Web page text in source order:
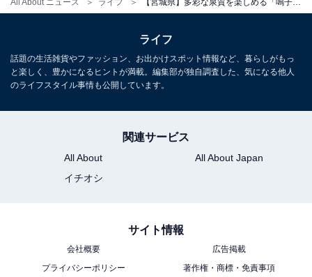
ライフ
話題の生活雑貨やファッション、お出かけスポット情報など、暮らしがもっ
と楽しく、豊かになるヒントが満載。編集部が独自調査した、気になる他人
のライフスタイル事情も公開しています。
関連サービス
All About
All About Japan
イチオシ
サイト情報
会社概要
広告掲載
プライバシーポリシー
著作権・商標・免責事項